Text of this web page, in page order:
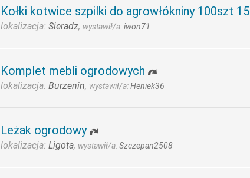
Kołki kotwice szpilki do agrowłókniny 100szt 15
lokalizacja: Sieradz, wystawił/a:iwon71
Komplet mebli ogrodowych
lokalizacja: Burzenin, wystawił/a:Heniek36
Leżak ogrodowy
lokalizacja: Ligota, wystawił/a:Szczepan2508